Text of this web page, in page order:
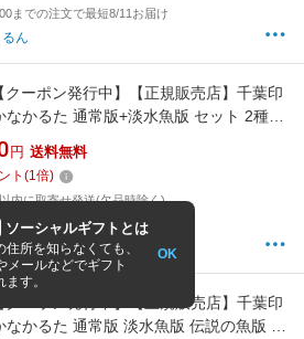
までの注文で最短8/11お届け
ん
【クーポン発行中】【正規販売店】千葉印
なかるた 通常版+淡水魚版 セット 2種セ
るた お風呂で遊べる 魚 さかな うろこ
防水 かるた 生き物 カルタ カードゲーム
育 おもちゃ グッドデザイン賞【メール
円 送料無料
ト (1倍)
内に取寄せ発送(欠品時除く)
モノトキ-
【クーポン発行中】【正規販売店】千葉印
なかるた 通常版 淡水魚版 伝説の魚版 海
ソーシャルギフトとは
住所を知らなくても、
メールなどでギフト
す。
OK